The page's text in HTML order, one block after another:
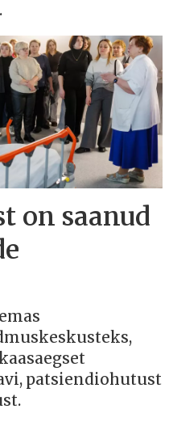
on saanud
patsiendiohutust